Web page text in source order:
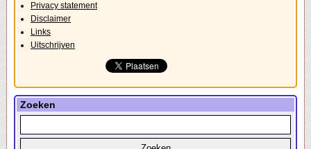
Privacy statement
Disclaimer
Links
Uitschrijven
Zoeken